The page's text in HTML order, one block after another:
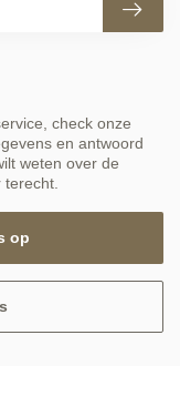
check onze
en antwoord
weten over de
terecht.
op